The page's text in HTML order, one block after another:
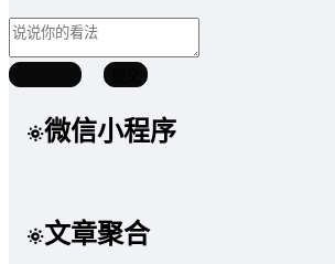
微信小程序
文章聚合